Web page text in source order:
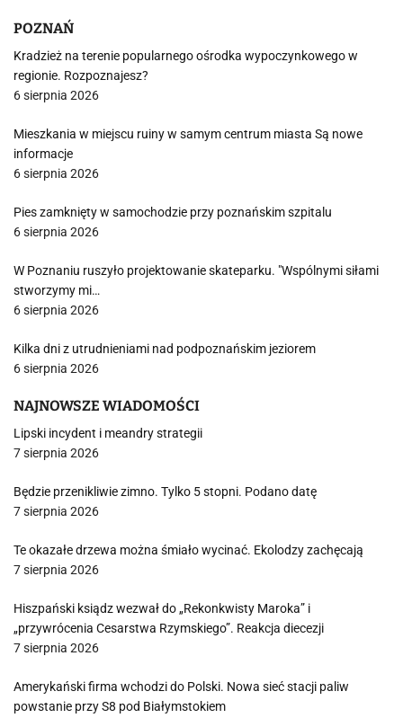
POZNAŃ
Kradzież na terenie popularnego ośrodka wypoczynkowego w
regionie. Rozpoznajesz?
6 sierpnia 2026
Mieszkania w miejscu ruiny w samym centrum miasta Są nowe
informacje
6 sierpnia 2026
Pies zamknięty w samochodzie przy poznańskim szpitalu
6 sierpnia 2026
W Poznaniu ruszyło projektowanie skateparku. "Wspólnymi siłami
stworzymy mi…
6 sierpnia 2026
Kilka dni z utrudnieniami nad podpoznańskim jeziorem
6 sierpnia 2026
NAJNOWSZE WIADOMOŚCI
Lipski incydent i meandry strategii
7 sierpnia 2026
Będzie przenikliwie zimno. Tylko 5 stopni. Podano datę
7 sierpnia 2026
Te okazałe drzewa można śmiało wycinać. Ekolodzy zachęcają
7 sierpnia 2026
Hiszpański ksiądz wezwał do „Rekonkwisty Maroka” i
„przywrócenia Cesarstwa Rzymskiego”. Reakcja diecezji
7 sierpnia 2026
Amerykański firma wchodzi do Polski. Nowa sieć stacji paliw
powstanie przy S8 pod Białymstokiem